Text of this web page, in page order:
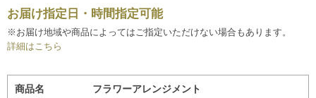
お届け指定日・時間指定可能
※お届け地域や商品によってはご指定いただけない場合もあります。
詳細はこちら
商品名
フラワーアレンジメント